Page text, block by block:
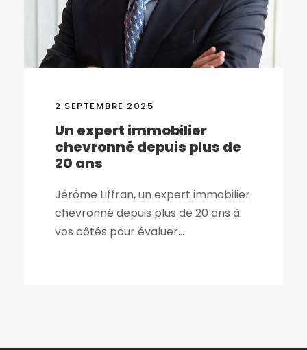
2 SEPTEMBRE 2025
Un expert immobilier
chevronné depuis plus de
20 ans
Jérôme Liffran, un expert immobilier
chevronné depuis plus de 20 ans à
vos côtés pour évaluer...